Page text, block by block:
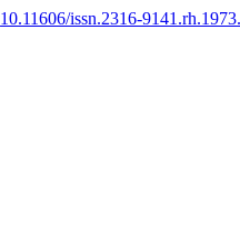
10.11606/issn.2316-